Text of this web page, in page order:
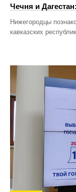
Чечня и
Нижегородцы
кавказских